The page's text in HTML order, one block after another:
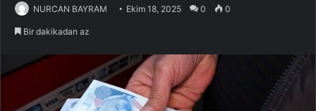
NURCAN BAYRAM Ekim 18, 2025 0 0
Bir dakikadan az